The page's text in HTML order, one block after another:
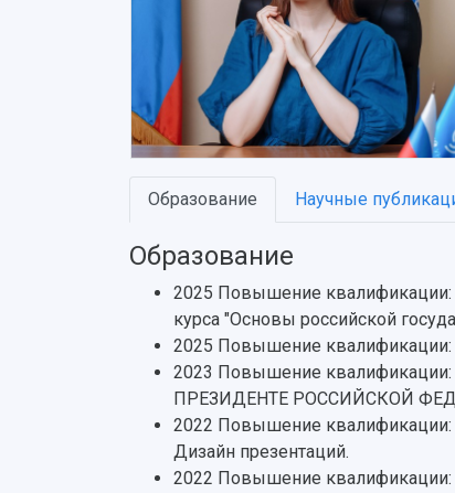
Образование Научные
Образование
2025 Повышение квалификации:
курса "Основы российской
2025 Повышение квалификации:
2023 Повышение
ПРЕЗИДЕНТЕ РОССИЙСКОЙ
2022 Повышение квалификации:
Дизайн презентаций.
2022 Повышение квалификации: